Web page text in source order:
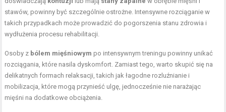
stawów, powinny być szczególnie ostrożne. Intensywne rozciąganie w
takich przypadkach może prowadzić do pogorszenia stanu zdrowia i
wydłużenia procesu rehabilitacji.
Osoby z bólem mięśniowym po intensywnym treningu powinny unikać
rozciągania, które nasila dyskomfort. Zamiast tego, warto skupić się na
delikatnych formach relaksacji, takich jak łagodne rozluźnianie i
mobilizacja, które mogą przynieść ulgę, jednocześnie nie narażając
mięśni na dodatkowe obciążenia.